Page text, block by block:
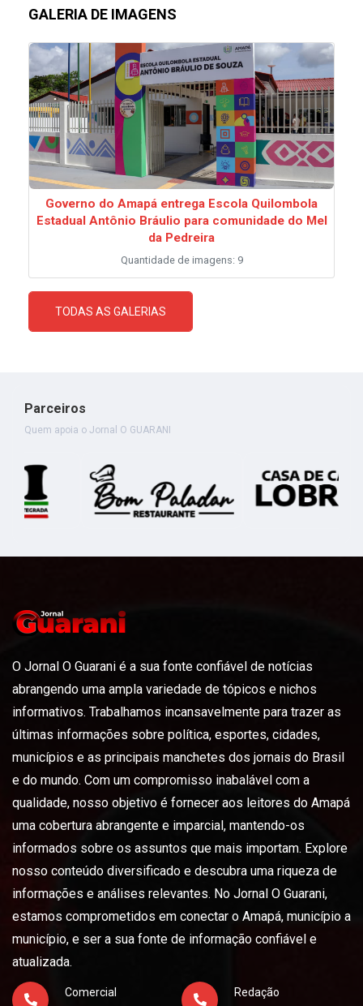
GALERIA DE IMAGENS
Governo do Amapá entrega Escola Quilombola
Estadual Antônio Bráulio para comunidade do Mel
da Pedreira
Quantidade de imagens: 9
TODAS AS GALERIAS
Parceiros
Quem apoia o Jornal O GUARANI
O Jornal O Guarani é a sua fonte confiável de notícias
abrangendo uma ampla variedade de tópicos e nichos
informativos. Trabalhamos incansavelmente para trazer as
últimas informações sobre política, esportes, cidades,
municípios e as principais manchetes dos jornais do Brasil
e do mundo. Com um compromisso inabalável com a
qualidade, nosso objetivo é fornecer aos leitores do Amapá
uma cobertura abrangente e imparcial, mantendo-os
informados sobre os assuntos que mais importam. Explore
nosso conteúdo diversificado e descubra uma riqueza de
informações e análises relevantes. No Jornal O Guarani,
estamos comprometidos em conectar o Amapá, município a
município, e ser a sua fonte de informação confiável e
atualizada.
Comercial Redação